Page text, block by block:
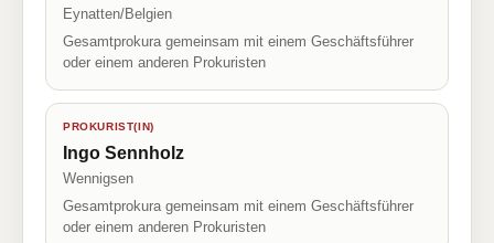
Eynatten/Belgien
Gesamtprokura gemeinsam mit einem Geschäftsführer
oder einem anderen Prokuristen
PROKURIST(IN)
Ingo Sennholz
Wennigsen
Gesamtprokura gemeinsam mit einem Geschäftsführer
oder einem anderen Prokuristen